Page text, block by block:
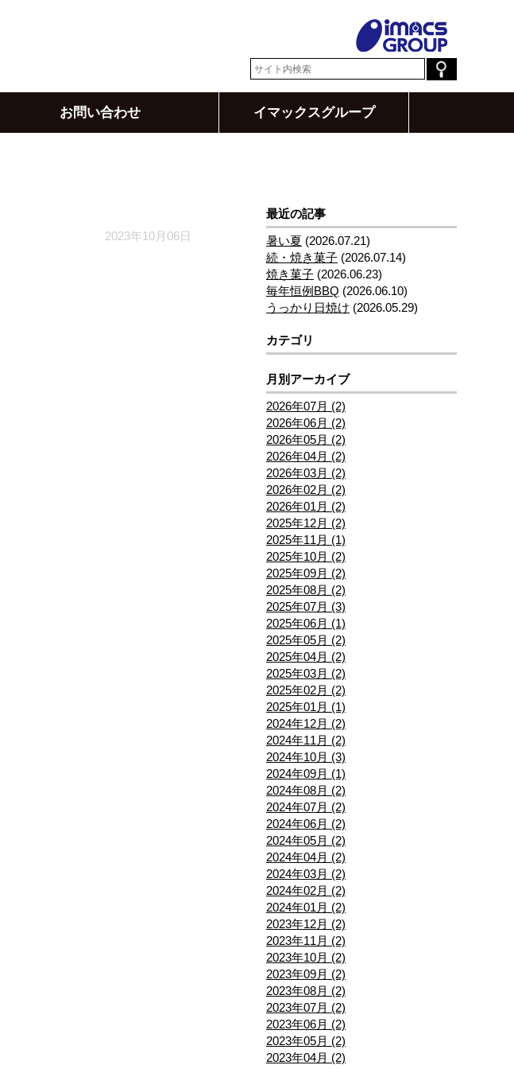
お問い合わせ イマックスグループ
2023年10月06日
最近の記事
暑い夏 (2026.07.21)
続・焼き菓子 (2026.07.14)
焼き菓子 (2026.06.23)
毎年恒例BBQ (2026.06.10)
うっかり日焼け (2026.05.29)
カテゴリ
月別アーカイブ
2026年07月 (2)
2026年06月 (2)
2026年05月 (2)
2026年04月 (2)
2026年03月 (2)
2026年02月 (2)
2026年01月 (2)
2025年12月 (2)
2025年11月 (1)
2025年10月 (2)
2025年09月 (2)
2025年08月 (2)
2025年07月 (3)
2025年06月 (1)
2025年05月 (2)
2025年04月 (2)
2025年03月 (2)
2025年02月 (2)
2025年01月 (1)
2024年12月 (2)
2024年11月 (2)
2024年10月 (3)
2024年09月 (1)
2024年08月 (2)
2024年07月 (2)
2024年06月 (2)
2024年05月 (2)
2024年04月 (2)
2024年03月 (2)
2024年02月 (2)
2024年01月 (2)
2023年12月 (2)
2023年11月 (2)
2023年10月 (2)
2023年09月 (2)
2023年08月 (2)
2023年07月 (2)
2023年06月 (2)
2023年05月 (2)
2023年04月 (2)